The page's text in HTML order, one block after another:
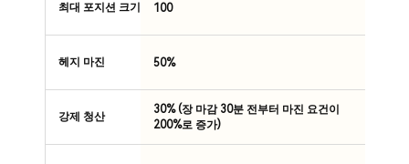
최대 포지션 크기
헤지 마진
강제 청산
100
50%
30% (장 마감 30분 전부터 마진 요건이
200%로 증가)